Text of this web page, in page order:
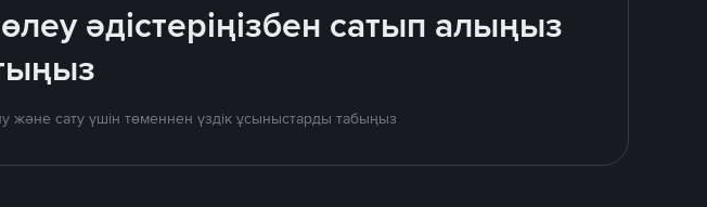
әдістеріңізбен сатып алыңыз
және сату үшін төменнен үздік ұсыныстарды табыңыз